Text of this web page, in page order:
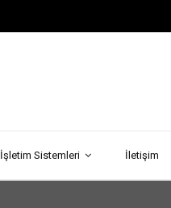
İşletim Sistemleri İletişim